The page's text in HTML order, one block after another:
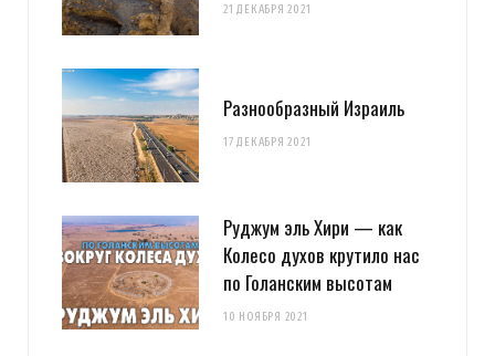
21 ДЕКАБРЯ 2021
Разнообразный Израиль
17 ДЕКАБРЯ 2021
Руджум эль Хири — как
Колесо духов крутило нас
по Голанским высотам
10 НОЯБРЯ 2021